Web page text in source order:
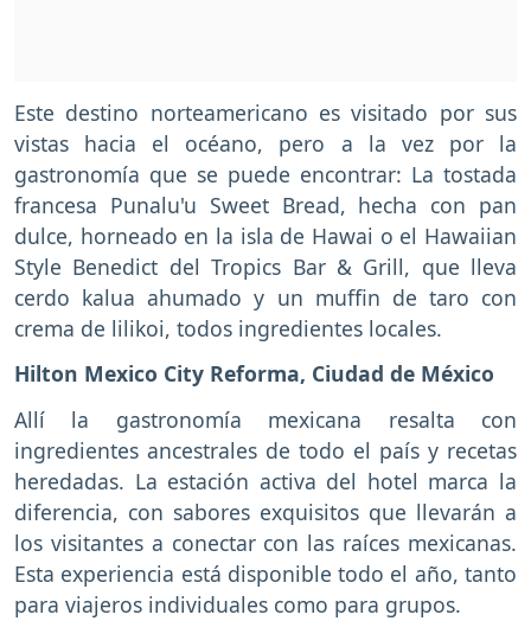
Este destino norteamericano es visitado por sus
vistas hacia el océano, pero a la vez por la
gastronomía que se puede encontrar: La tostada
francesa Punalu'u Sweet Bread, hecha con pan
dulce, horneado en la isla de Hawai o el Hawaiian
Style Benedict del Tropics Bar & Grill, que lleva
cerdo kalua ahumado y un muffin de taro con
crema de lilikoi, todos ingredientes locales.
Hilton Mexico City Reforma, Ciudad de México
Allí la gastronomía mexicana resalta con
ingredientes ancestrales de todo el país y recetas
heredadas. La estación activa del hotel marca la
diferencia, con sabores exquisitos que llevarán a
los visitantes a conectar con las raíces mexicanas.
Esta experiencia está disponible todo el año, tanto
para viajeros individuales como para grupos.